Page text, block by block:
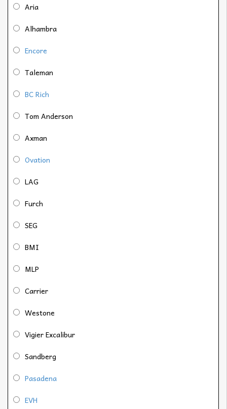
Aria
Alhambra
Encore
Taleman
BC Rich
Tom Anderson
Axman
Ovation
LAG
Furch
SEG
BMI
MLP
Carrier
Westone
Vigier Excalibur
Sandberg
Pasadena
EVH